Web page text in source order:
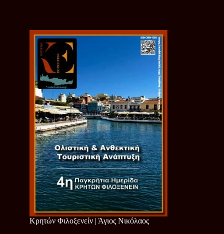
Κρητών Φιλοξενείν | Άγιος Νικόλαος